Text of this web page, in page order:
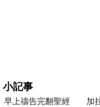
小記事
早上禱告完翻聖經 加